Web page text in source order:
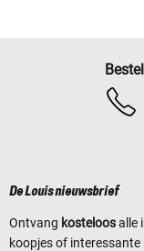
De Louis nieuwsbrief
Ontvang kosteloosalle
koopjes of interessante